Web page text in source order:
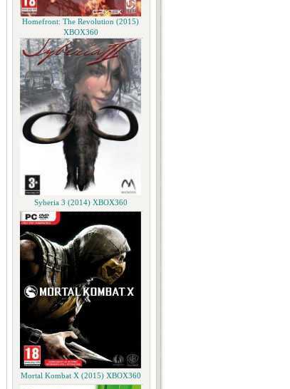
Homefront: The Revolution (2015)
XBOX360
Syberia 3 (2014) XBOX360
Mortal Kombat X (2015) XBOX360